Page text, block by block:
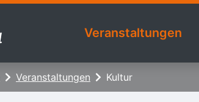
Veranstaltungen
Veranstaltungen Kultur